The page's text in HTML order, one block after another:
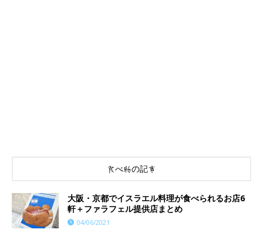
食べ物の記事
大阪・京都でイスラエル料理が食べられるお店6
軒＋ファラフェル提供店まとめ
04/06/2021